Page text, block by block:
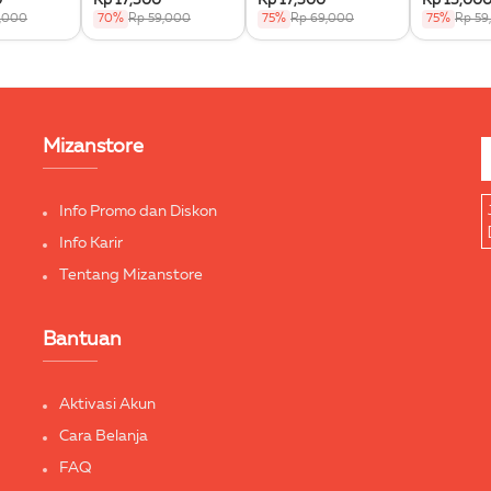
70% Rp 59,000
Terbang
75% Rp 69,000 75% Rp
Mizanstore
Info Promo dan Diskon
Info Karir
Tentang Mizanstore
Bantuan
Aktivasi Akun
Cara Belanja
FAQ